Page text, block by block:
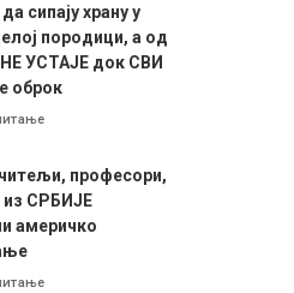
сипају храну у
породици, а од
УСТАЈЕ док СВИ
оброк
професори,
из СРБИЈЕ
америчко